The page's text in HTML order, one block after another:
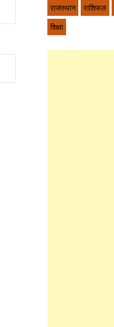
राजस्थान
राशिफल
शिक्षा